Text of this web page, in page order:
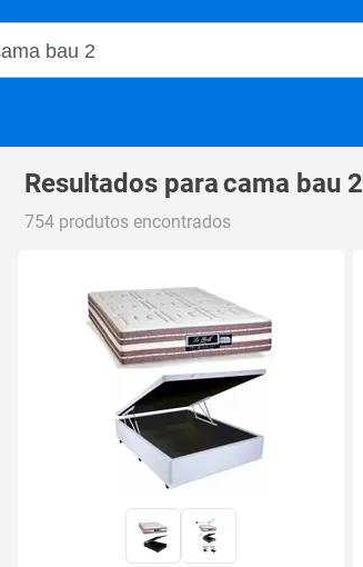
no Magalu
Resultados paracama bau 2
754 produtos encontrados